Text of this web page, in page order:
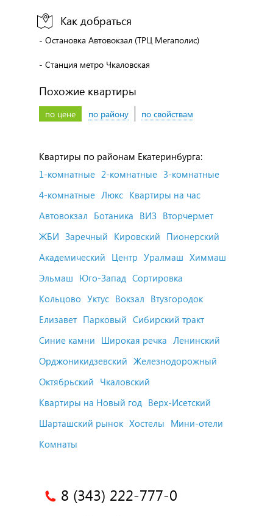
Как добраться
- Остановка Автовокзал (ТРЦ Мегаполис)
- Станция метро Чкаловская
Похожие квартиры
по цене по району по свойствам
Квартиры по районам Екатеринбурга:
1-комнатные 2-комнатные 3-комнатные
4-комнатные Люкс Квартиры на час
Автовокзал Ботаника ВИЗ Вторчермет
ЖБИ Заречный Кировский Пионерский
Академический Центр Уралмаш Химмаш
Эльмаш Юго-Запад Сортировка
Кольцово Уктус Вокзал Втузгородок
Елизавет Парковый Сибирский тракт
Синие камни Широкая речка Ленинский
Орджоникидзевский Железнодорожный
Октябрьский Чкаловский
Квартиры на Новый год Верх-Исетский
Шарташский рынок Хостелы Мини-отели
Комнаты
8 (343) 222-777-0